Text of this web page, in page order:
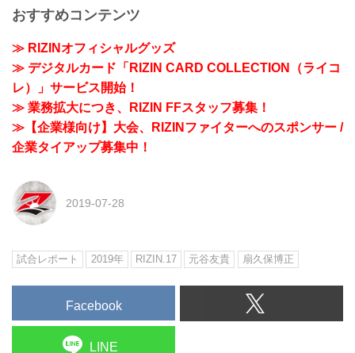
おすすめコンテンツ
≫ RIZINオフィシャルグッズ
≫ デジタルカード「RIZIN CARD COLLECTION（ライコ
レ）」サービス開始！
≫ 業務拡大につき、RIZIN FFスタッフ募集！
≫【企業様向け】大会、RIZINファイターへのスポンサー /
企業タイアップ募集中！
2019-07-28
試合レポート 2019年 RIZIN.17 元谷友貴 扇久保博正
Facebook
LINE